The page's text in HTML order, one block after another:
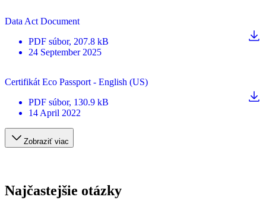
Data Act Document
PDF súbor, 207.8 kB
24 September 2025
Certifikát Eco Passport - English (US)
PDF súbor, 130.9 kB
14 April 2022
Zobraziť viac
Najčastejšie otázky